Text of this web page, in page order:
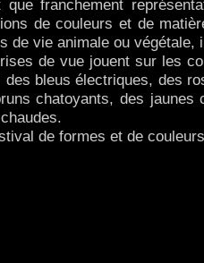
que franchement
de couleurs et de
de vie animale ou
de vue jouent sur les
des bleus électriques, des
chatoyants, des
de formes et de